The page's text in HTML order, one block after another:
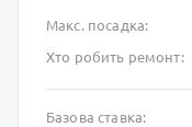
Макс. посадка:
Хто робить ремонт:
Базова ставка: